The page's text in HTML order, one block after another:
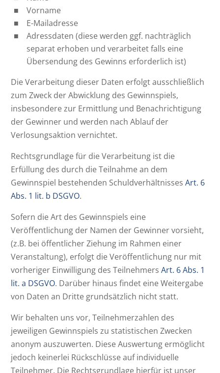
Vorname
E-Mailadresse
Adressdaten (diese werden ggf. nachträglich
separat erhoben und verarbeitet falls eine
Übersendung des Gewinns erforderlich ist)
Die Verarbeitung dieser Daten erfolgt ausschließlich
zum Zweck der Abwicklung des Gewinnspiels,
insbesondere zur Ermittlung und Benachrichtigung
der Gewinner und werden nach Ablauf der
Verlosungsaktion vernichtet.
Rechtsgrundlage für die Verarbeitung ist die
Erfüllung des durch die Teilnahme an dem
Gewinnspiel bestehenden SchuldverhältnissesArt. 6
Abs. 1 lit. b DSGVO.
Sofern die Art des Gewinnspiels eine
Veröffentlichung der Namen der Gewinner vorsieht,
(z.B. bei öffentlicher Ziehung im Rahmen einer
Veranstaltung), erfolgt die Veröffentlichung nur mit
vorheriger Einwilligung des TeilnehmersArt. 6 Abs. 1
lit. a DSGVO. Darüber hinaus findet eine Weitergabe
von Daten an Dritte grundsätzlich nicht statt.
Wir behalten uns vor, Teilnehmerzahlen des
jeweiligen Gewinnspiels zu statistischen Zwecken
anonym auszuwerten. Diese Auswertung ermöglicht
jedoch keinerlei Rückschlüsse auf individuelle
Teilnehmer. Die Rechtsgrundlage hierfür ist unser